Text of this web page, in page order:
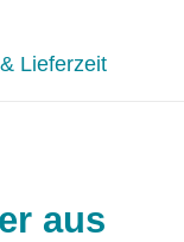
Lieferzeit
aus